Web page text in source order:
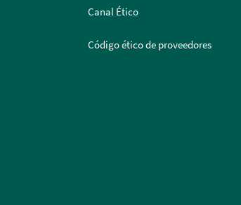
Canal Ético
Código ético de proveedores